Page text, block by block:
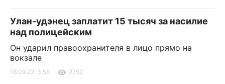
Улан-удэнец заплатит 15 тысяч за насилие
над полицейским
Он ударил правоохранителя в лицо прямо на
вокзале
16.09.22, 3:58 2752